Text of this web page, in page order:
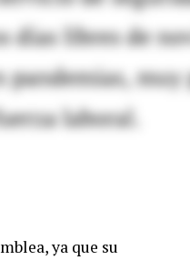
ya que su